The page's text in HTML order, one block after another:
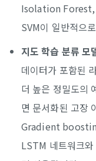
Isolation Forest,
SVM이 일반적으
지도 학습 분류 모
데이터가 포함된
더 높은 정밀도의
면 문서화된 고장
Gradient
LSTM 네트워크